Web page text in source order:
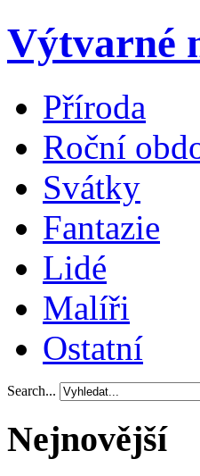
Výtvarné
Příroda
Roční
Svátky
Fantazie
Lidé
Malíři
Ostatní
Search...
Nejnovější